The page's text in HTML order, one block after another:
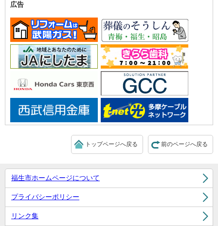
広告
前のページへ戻る
トップページへ戻る
福生市ホームページについて
プライバシーポリシー
リンク集